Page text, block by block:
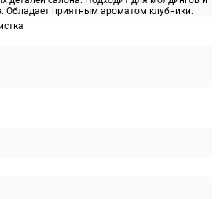
Обладает приятным ароматом клубники.